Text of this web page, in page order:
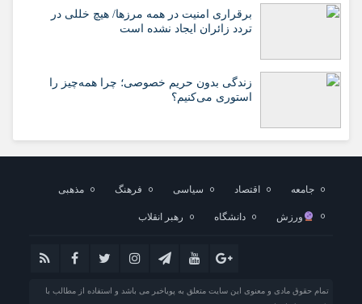
برقراری امنیت در همه مرزها/ هیچ‌ خللی در
تردد زائران ایجاد نشده است
زندگی بدون حریم خصوصی؛ چرا همه‌چیز را
استوری می‌کنیم؟
جامعه اقتصاد سیاسی فرهنگ مذهبی
ورزش دانشگاه رهبر انقلاب
تمام حقوق مادی و معنوی این سایت متعلق به پویاخبر می باشد و استفاده از مطالب با